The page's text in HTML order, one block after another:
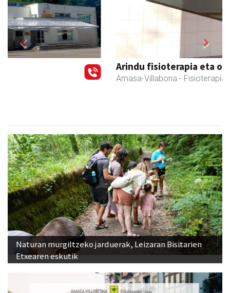
Arindu fisioterapia eta osteopatia
- Fisioterapia
Previous Next
Naturan murgiltzeko jarduerak, Leizaran Bisitarien
Etxearen eskutik